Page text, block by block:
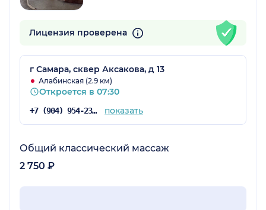
Лицензия проверена
г Самара, сквер Аксакова, д 13
Алабинская (2.9 км)
Откроется в 07:30
+7 (904) 954-23-83 показать
Общий классический массаж
2 750 ₽